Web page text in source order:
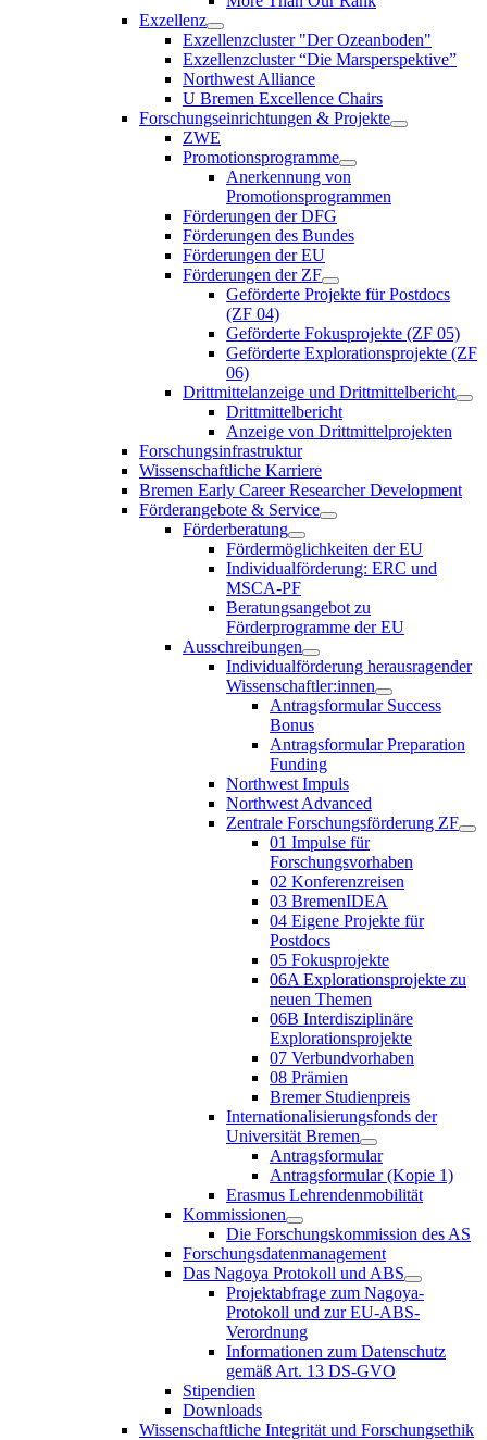
Exzellenz
Exzellenzcluster "Der Ozeanboden"
Exzellenzcluster “Die Marsperspektive”
Northwest Alliance
U Bremen Excellence Chairs
Forschungseinrichtungen & Projekte
ZWE
Promotionsprogramme
Anerkennung von
Promotionsprogrammen
Förderungen der DFG
Förderungen des Bundes
Förderungen der EU
Förderungen der ZF
Geförderte Projekte für Postdocs
(ZF 04)
Geförderte Fokusprojekte (ZF 05)
Geförderte Explorationsprojekte (ZF
06)
Drittmittelanzeige und Drittmittelbericht
Drittmittelbericht
Anzeige von Drittmittelprojekten
Forschungsinfrastruktur
Wissenschaftliche Karriere
Bremen Early Career Researcher Development
Förderangebote & Service
Förderberatung
Fördermöglichkeiten der EU
Individualförderung: ERC und
MSCA-PF
Beratungsangebot zu
Förderprogramme der EU
Ausschreibungen
Individualförderung herausragender
Wissenschaftler:innen
Antragsformular Success
Bonus
Antragsformular Preparation
Funding
Northwest Impuls
Northwest Advanced
Zentrale Forschungsförderung ZF
01 Impulse für
Forschungsvorhaben
02 Konferenzreisen
03 BremenIDEA
04 Eigene Projekte für
Postdocs
05 Fokusprojekte
06A Explorationsprojekte zu
neuen Themen
06B Interdisziplinäre
Explorationsprojekte
07 Verbundvorhaben
08 Prämien
Bremer Studienpreis
Internationalisierungsfonds der
Universität Bremen
Antragsformular
Antragsformular (Kopie 1)
Erasmus Lehrendenmobilität
Kommissionen
Die Forschungskommission des AS
Forschungsdatenmanagement
Das Nagoya Protokoll und ABS
Projektabfrage zum Nagoya-
Protokoll und zur EU-ABS-
Verordnung
Informationen zum Datenschutz
gemäß Art. 13 DS-GVO
Stipendien
Downloads
Wissenschaftliche Integrität und Forschungsethik